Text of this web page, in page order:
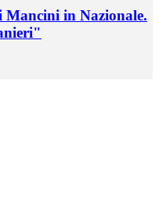
Mancini in Nazionale.